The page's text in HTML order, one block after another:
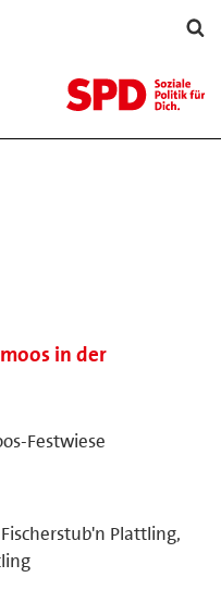
in der
Festwiese
Plattling,